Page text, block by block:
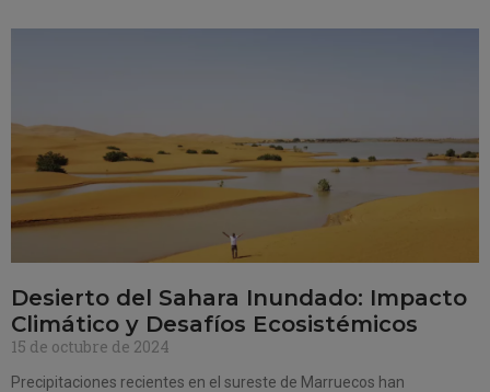
Desierto del Sahara Inundado: Impacto
Climático y Desafíos Ecosistémicos
15 de octubre de 2024
Precipitaciones recientes en el sureste de Marruecos han